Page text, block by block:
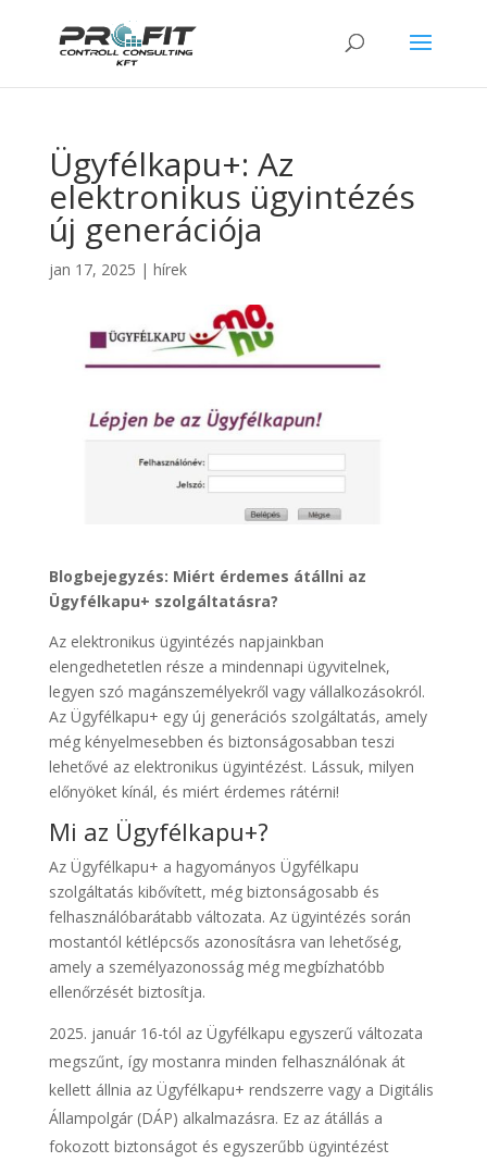
Ügyfélkapu+: Az
elektronikus ügyintézés
új generációja
jan 17, 2025 | hírek
Blogbejegyzés: Miért érdemes átállni az
Ügyfélkapu+ szolgáltatásra?
Az elektronikus ügyintézés napjainkban
elengedhetetlen része a mindennapi ügyvitelnek,
legyen szó magánszemélyekről vagy vállalkozásokról.
Az Ügyfélkapu+ egy új generációs szolgáltatás, amely
még kényelmesebben és biztonságosabban teszi
lehetővé az elektronikus ügyintézést. Lássuk, milyen
előnyöket kínál, és miért érdemes rátérni!
Mi az Ügyfélkapu+?
Az Ügyfélkapu+ a hagyományos Ügyfélkapu
szolgáltatás kibővített, még biztonságosabb és
felhasználóbarátabb változata. Az ügyintézés során
mostantól kétlépcsős azonosításra van lehetőség,
amely a személyazonosság még megbízhatóbb
ellenőrzését biztosítja.
január 16-tól az Ügyfélkapu egyszerű változata
megszűnt, így mostanra minden felhasználónak át
kellett állnia az Ügyfélkapu+ rendszerre vagy a Digitális
Állampolgár (DÁP) alkalmazásra. Ez az átállás a
fokozott biztonságot és egyszerűbb ügyintézést